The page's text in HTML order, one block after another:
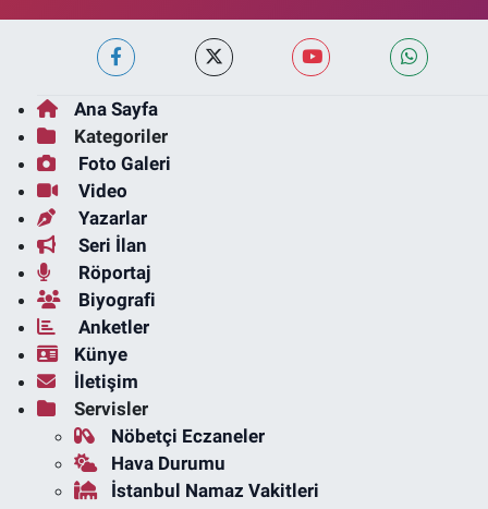
Ana Sayfa
Kategoriler
Foto Galeri
Video
Yazarlar
Seri İlan
Röportaj
Biyografi
Anketler
Künye
İletişim
Servisler
Nöbetçi Eczaneler
Hava Durumu
İstanbul Namaz Vakitleri